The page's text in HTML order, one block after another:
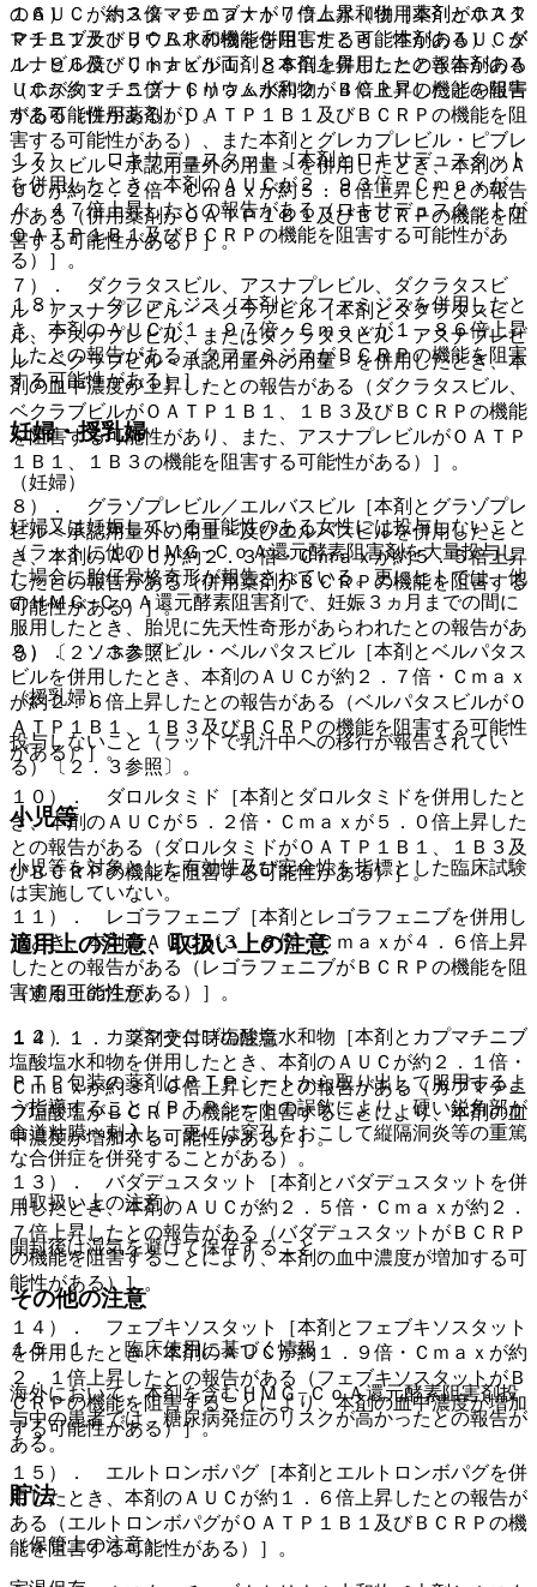
１６）． ホスタマチニブナトリウム水和物［本剤とホスタ
マチニブナトリウム水和物を併用したとき、本剤のＡＵＣが
１．９６倍・Ｃｍａｘが１．８８倍上昇したとの報告がある
（ホスタマチニブナトリウム水和物がＢＣＲＰの機能を阻害
する可能性がある）］。
１７）． ロキサデュスタット［本剤とロキサデュスタット
を併用したとき、本剤のＡＵＣが２．９３倍・Ｃｍａｘが
４．４７倍上昇したとの報告がある（ロキサデュスタットが
ＯＡＴＰ１Ｂ１及びＢＣＲＰの機能を阻害する可能性があ
る）］。
１８）． タファミジス［本剤とタファミジスを併用したと
き、本剤のＡＵＣが１．９７倍・Ｃｍａｘが１．８６倍上昇
したとの報告がある（タファミジスがＢＣＲＰの機能を阻害
する可能性がある）］。
妊婦・授乳婦
（妊婦）
妊婦又は妊娠している可能性のある女性には投与しないこと
（ラットに他のＨＭＧ−ＣｏＡ還元酵素阻害剤を大量投与し
た場合に胎仔骨格奇形が報告されている。更にヒトでは、他
のＨＭＧ−ＣｏＡ還元酵素阻害剤で、妊娠３ヵ月までの間に
服用したとき、胎児に先天性奇形があらわれたとの報告があ
る）〔２．３参照〕。
（授乳婦）
投与しないこと（ラットで乳汁中への移行が報告されてい
る）〔２．３参照〕。
小児等
小児等を対象とした有効性及び安全性を指標とした臨床試験
は実施していない。
適用上の注意、取扱い上の注意
（適用上の注意）
１４．１． 薬剤交付時の注意
ＰＴＰ包装の薬剤はＰＴＰシートから取り出して服用するよ
う指導すること（ＰＴＰシートの誤飲により、硬い鋭角部が
食道粘膜へ刺入し、更には穿孔をおこして縦隔洞炎等の重篤
な合併症を併発することがある）。
（取扱い上の注意）
開封後は湿気を避けて保存すること。
その他の注意
１５．１． 臨床使用に基づく情報
海外において、本剤を含むＨＭＧ−ＣｏＡ還元酵素阻害剤投
与中の患者では、糖尿病発症のリスクが高かったとの報告が
ある。
貯法
（保管上の注意）
のＡＵＣが約３倍・Ｃｍａｘが７倍上昇（併用薬剤がＯＡＴ
Ｐ１Ｂ１及びＢＣＲＰの機能を阻害する可能性がある）、ダ
ルナビル及びリトナビル両剤と本剤を併用したとき本剤のＡ
ＵＣが約１．５倍・Ｃｍａｘが約２．４倍上昇したとの報告
がある（併用薬剤がＯＡＴＰ１Ｂ１及びＢＣＲＰの機能を阻
害する可能性がある）、また本剤とグレカプレビル・ピブレ
ンタスビル＜承認用量外の用量＞を併用したとき、本剤のＡ
ＵＣが約２．２倍・Ｃｍａｘが約５．６倍上昇したとの報告
がある（併用薬剤がＯＡＴＰ１Ｂ１及びＢＣＲＰの機能を阻
害する可能性がある）］。
７）． ダクラタスビル、アスナプレビル、ダクラタスビ
ル・アスナプレビル・ベクラブビル［本剤とダクラタスビ
ル、アスナプレビル、またはダクラタスビル・アスナプレビ
ル・ベクラブビル＜承認用量外の用量＞を併用したとき、本
剤の血中濃度が上昇したとの報告がある（ダクラタスビル、
ベクラブビルがＯＡＴＰ１Ｂ１、１Ｂ３及びＢＣＲＰの機能
を阻害する可能性があり、また、アスナプレビルがＯＡＴＰ
１Ｂ１、１Ｂ３の機能を阻害する可能性がある）］。
８）． グラゾプレビル／エルバスビル［本剤とグラゾプレ
ビル＜承認用量外の用量＞及びエルバスビルを併用したと
き、本剤のＡＵＣが約２．３倍・Ｃｍａｘが約５．５倍上昇
したとの報告がある（併用薬剤がＢＣＲＰの機能を阻害する
可能性がある）］。
９）． ソホスブビル・ベルパタスビル［本剤とベルパタス
ビルを併用したとき、本剤のＡＵＣが約２．７倍・Ｃｍａｘ
が約２．６倍上昇したとの報告がある（ベルパタスビルがＯ
ＡＴＰ１Ｂ１、１Ｂ３及びＢＣＲＰの機能を阻害する可能性
がある）］。
１０）． ダロルタミド［本剤とダロルタミドを併用したと
き、本剤のＡＵＣが５．２倍・Ｃｍａｘが５．０倍上昇した
との報告がある（ダロルタミドがＯＡＴＰ１Ｂ１、１Ｂ３及
びＢＣＲＰの機能を阻害する可能性がある）］。
１１）． レゴラフェニブ［本剤とレゴラフェニブを併用し
たとき、本剤のＡＵＣが３．８倍・Ｃｍａｘが４．６倍上昇
したとの報告がある（レゴラフェニブがＢＣＲＰの機能を阻
害する可能性がある）］。
１２）． カプマチニブ塩酸塩水和物［本剤とカプマチニブ
塩酸塩水和物を併用したとき、本剤のＡＵＣが約２．１倍・
Ｃｍａｘが約３．０倍上昇したとの報告がある（カプマチニ
ブ塩酸塩がＢＣＲＰの機能を阻害することにより、本剤の血
中濃度が増加する可能性がある）］。
１３）． バダデュスタット［本剤とバダデュスタットを併
用したとき、本剤のＡＵＣが約２．５倍・Ｃｍａｘが約２．
７倍上昇したとの報告がある（バダデュスタットがＢＣＲＰ
の機能を阻害することにより、本剤の血中濃度が増加する可
能性がある）］。
１４）． フェブキソスタット［本剤とフェブキソスタット
を併用したとき、本剤のＡＵＣが約１．９倍・Ｃｍａｘが約
２．１倍上昇したとの報告がある（フェブキソスタットがＢ
ＣＲＰの機能を阻害することにより、本剤の血中濃度が増加
する可能性がある）］。
１５）． エルトロンボパグ［本剤とエルトロンボパグを併
用したとき、本剤のＡＵＣが約１．６倍上昇したとの報告が
ある（エルトロンボパグがＯＡＴＰ１Ｂ１及びＢＣＲＰの機
能を阻害する可能性がある）］。